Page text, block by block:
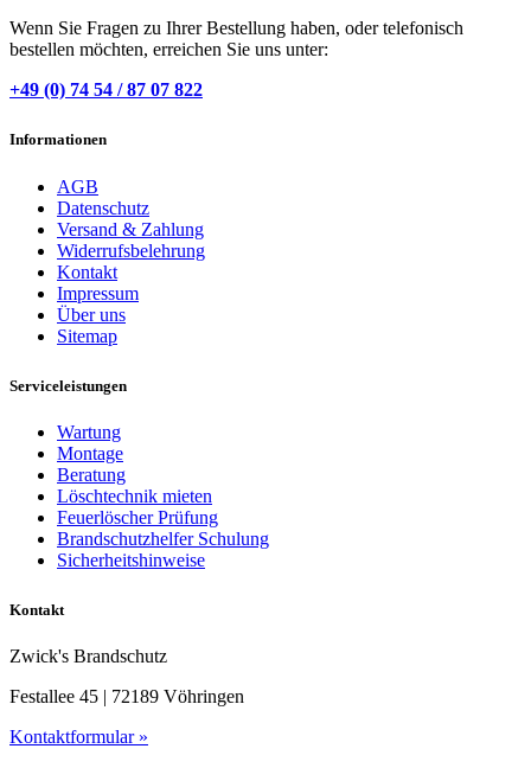
Wenn Sie Fragen zu Ihrer Bestellung haben, oder telefonisch
bestellen möchten, erreichen Sie uns unter:
+49 (0) 74 54 / 87 07 822
Informationen
AGB
Datenschutz
Versand & Zahlung
Widerrufsbelehrung
Kontakt
Impressum
Über uns
Sitemap
Serviceleistungen
Wartung
Montage
Beratung
Löschtechnik mieten
Feuerlöscher Prüfung
Brandschutzhelfer Schulung
Sicherheitshinweise
Kontakt
Zwick's Brandschutz
Festallee 45 | 72189 Vöhringen
Kontaktformular »